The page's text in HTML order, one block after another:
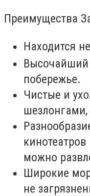
Преимущества
Находится
Высочайший
побережье.
Чистые и
можно
Широкие
не